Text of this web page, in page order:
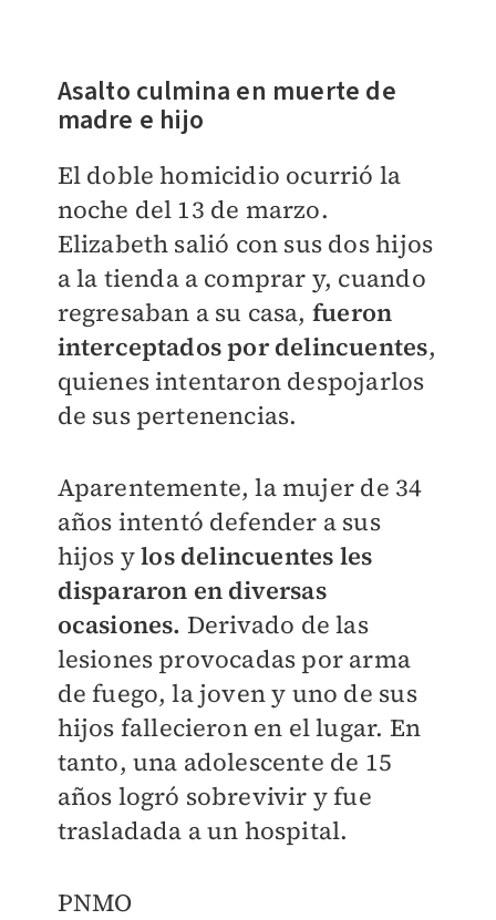
Asalto culmina en muerte de
madre e hijo
El doble homicidio ocurrió la
noche del 13 de marzo.
Elizabeth salió con sus dos hijos
a la tienda a comprar y, cuando
regresaban a su casa, fueron
interceptados por delincuentes,
quienes intentaron despojarlos
de sus pertenencias.
Aparentemente, la mujer de 34
años intentó defender a sus
hijos ylos delincuentes les
dispararon en diversas
ocasiones. Derivado de las
lesiones provocadas por arma
de fuego, la joven y uno de sus
hijos fallecieron en el lugar. En
tanto, una adolescente de 15
años logró sobrevivir y fue
trasladada a un hospital.
PNMO